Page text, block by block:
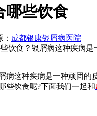
哪些饮食
成都银康银屑病医院
饮食？银屑病这种疾病
病这种疾病是一种顽固
些饮食呢?下面我们一起和